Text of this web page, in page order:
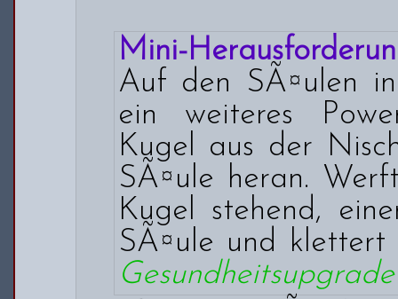
Mini-
Auf den SÃ¤ulen
ein weiteres
Kugel aus der
SÃ¤ule heran.
Kugel stehend,
SÃ¤ule und klettert
Gesundheitsupgrade